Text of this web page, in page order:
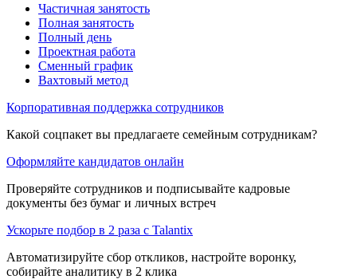
Частичная занятость
Полная занятость
Полный день
Проектная работа
Сменный график
Вахтовый метод
Корпоративная поддержка сотрудников
Какой соцпакет вы предлагаете семейным сотрудникам?
Оформляйте кандидатов онлайн
Проверяйте сотрудников и подписывайте кадровые
документы без бумаг и личных встреч
Ускорьте подбор в 2 раза с Talantix
Автоматизируйте сбор откликов, настройте воронку,
собирайте аналитику в 2 клика